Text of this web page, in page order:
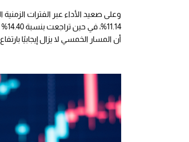
وعلى صعيد الأداء عبر الفترات
أن المسار الخمسي لا يزال إيجابيًا بارتفاع